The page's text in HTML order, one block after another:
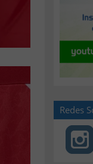
Redes